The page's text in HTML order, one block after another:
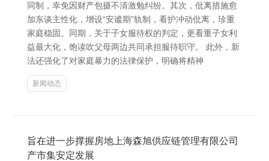
同制，幸免因财产包摄不清激勉纠纷。其次，仳离措施愈
加东谈主性化，增设“安谧期”轨制，看护冲动仳离，珍重
家庭稳固。同期，关于子女服待权的判定，更看重子女利
益最大化，饱读吹父母两边共同承担服待职守。 此外，新
法还强化了对家庭暴力的法律保护，明确将精神
新闻动态
旨在进一步撑握房地上海森旭供应链管理有限公司
产市集安定发展